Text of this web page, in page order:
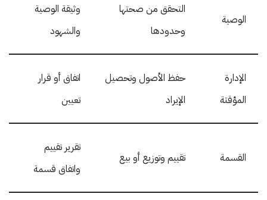
الوصية
التحقق من صحتها
وحدودها
وثيقة الوصية
والشهود
الإدارة
المؤقتة
حفظ الأصول وتحصيل
الإيراد
اتفاق أو قرار
تعيين
القسمة تقييم وتوزيع أو بيع
تقرير تقييم
واتفاق قسمة